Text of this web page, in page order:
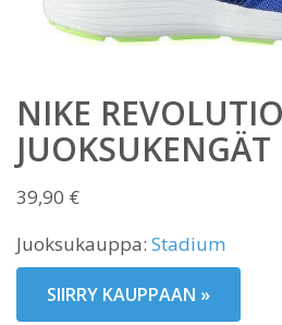
NIKE
JUOKSUKENGÄT
39,90 €
Juoksukauppa: Stadium
SIIRRY KAUPPAAN »